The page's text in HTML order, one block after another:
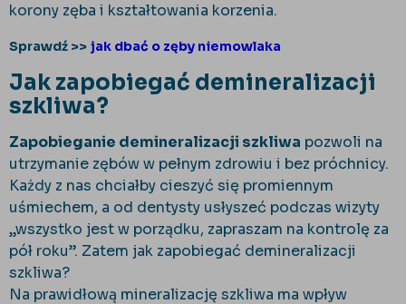
korony zęba i kształtowania korzenia.
Sprawdź >> jak dbać o zęby niemowlaka
Jak zapobiegać demineralizacji
szkliwa?
Zapobieganie demineralizacji szkliwa pozwoli na
utrzymanie zębów w pełnym zdrowiu i bez próchnicy.
Każdy z nas chciałby cieszyć się promiennym
uśmiechem, a od dentysty usłyszeć podczas wizyty
„wszystko jest w porządku, zapraszam na kontrolę za
pół roku”. Zatem jak zapobiegać demineralizacji
szkliwa?
Na prawidłową mineralizację szkliwa ma wpływ